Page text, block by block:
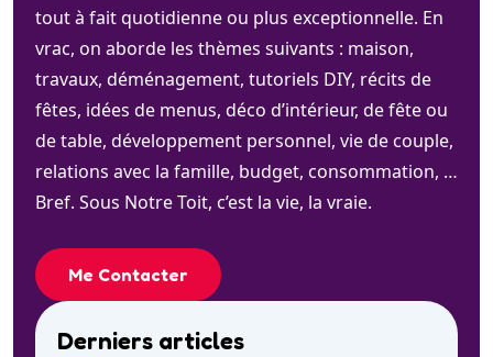
tout à fait quotidienne ou plus exceptionnelle. En
vrac, on aborde les thèmes suivants : maison,
travaux, déménagement, tutoriels DIY, récits de
fêtes, idées de menus, déco d’intérieur, de fête ou
de table, développement personnel, vie de couple,
relations avec la famille, budget, consommation, …
Bref. Sous Notre Toit, c’est la vie, la vraie.
Me Contacter
Derniers articles